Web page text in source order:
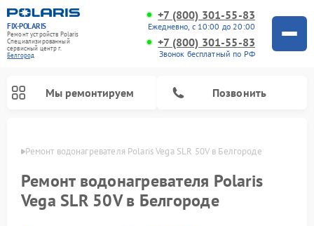
FIX-POLARIS
Ремонт устройств Polaris
Специализированный
cервисный центр г.
Белгород
+7 (800) 301-55-83
Ежедневно, с 10:00 до 20:00
+7 (800) 301-55-83
Звонок бесплатный по РФ
Мы ремонтируем Позвонить
Ремонт водонагревателя Polaris Vega SLR 50V в Белгороде
Ремонт водонагревателя Polaris
Vega SLR 50V в Белгороде